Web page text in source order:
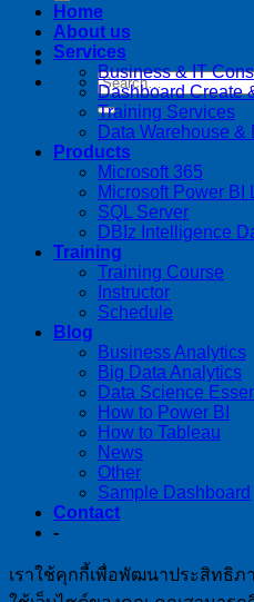
Home
About us
Services
Business & IT
Dashboard Create
Training Services
Data Warehouse
Products
Microsoft 365
Microsoft Power BI
SQL Server
DBIz Intelligence
Training
Training Course
Instructor
Schedule
Blog
Business Analytics
Big Data Analytics
Data Science
How to Power BI
How to Tableau
News
Other
Sample Dashboard
Contact
-
เราใช้คุกกี้เพื่อพัฒนาประสิทธิ